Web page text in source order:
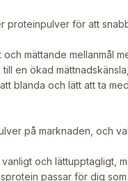
proteinpulver för att
mättande mellanmål
en ökad
blanda och lätt att ta
på marknaden, och
och lättupptagligt,
passar för dig